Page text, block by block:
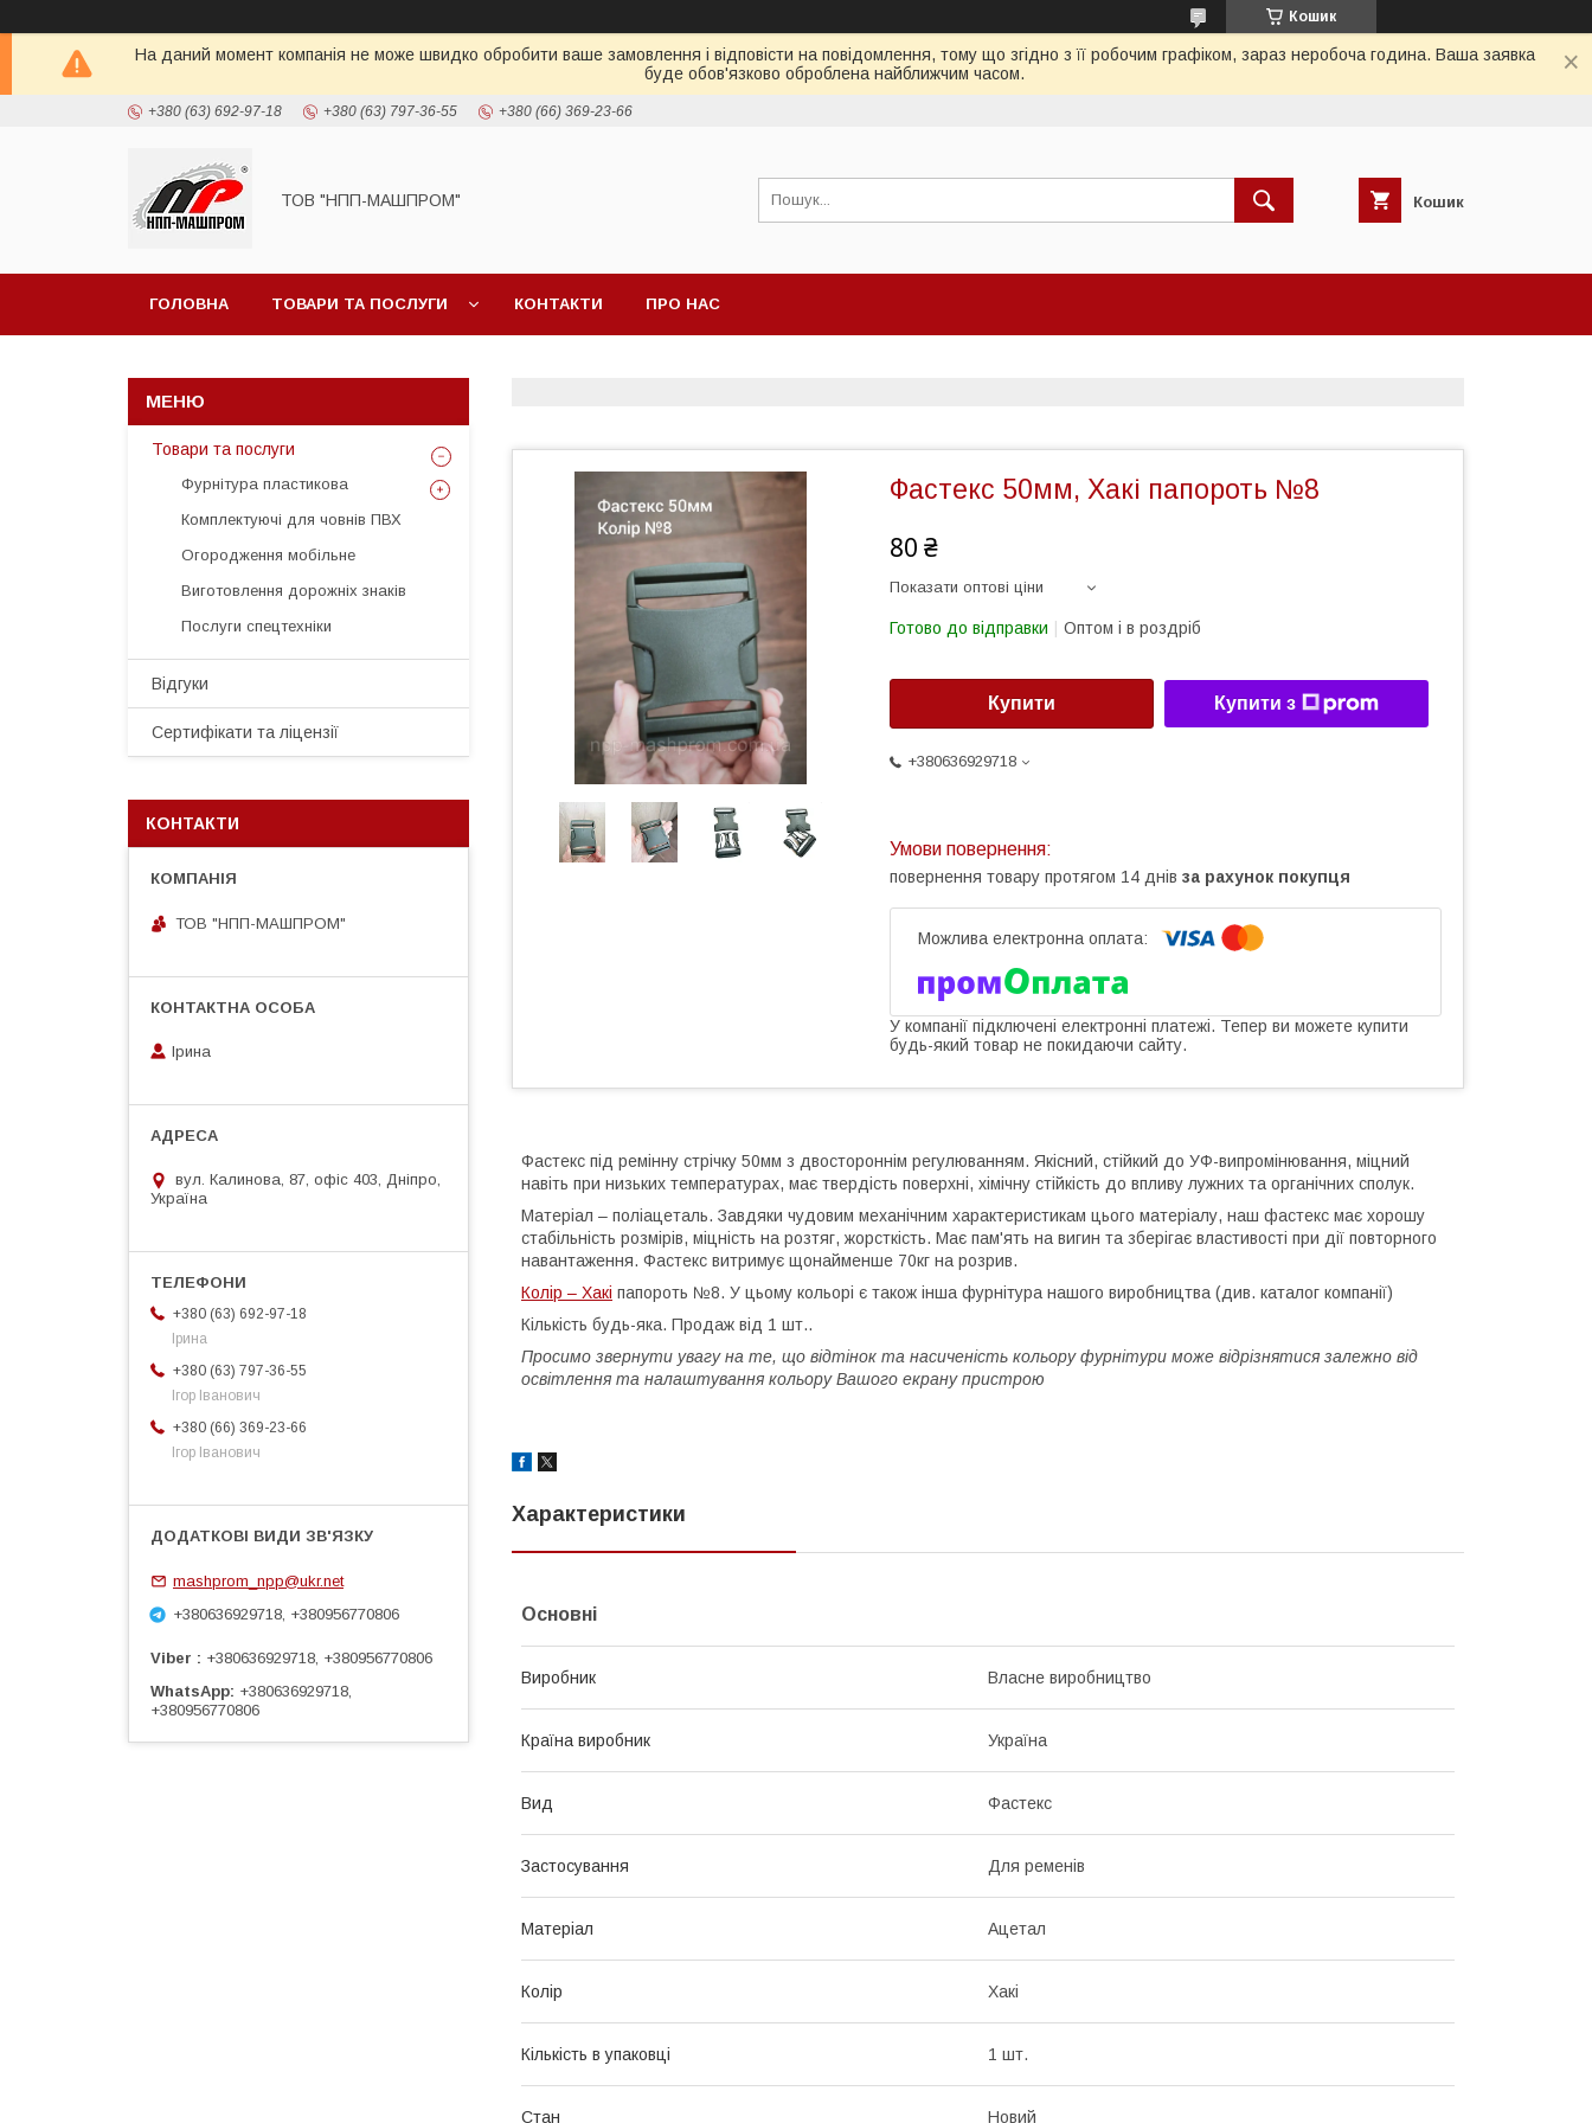
Кошик
На даний момент компанія не може швидко обробити ваше замовлення і відповісти на повідомлення, тому що згідно з її робочим графіком, зараз неробоча година. Ваша заявка
буде обов'язково оброблена найближчим часом.
+380 (63) 692-97-18 +380 (63) 797-36-55 +380 (66) 369-23-66
ТОВ "НПП-МАШПРОМ" Кошик
ГОЛОВНА ТОВАРИ ТА ПОСЛУГИ КОНТАКТИ ПРО НАС
Фастекс 50мм, Хакі папороть №8
80 ₴
Показати оптові ціни
Готово до відправки Оптом і в роздріб
Купити Купити з
+380636929718
повернення товару протягом 14 днів за рахунок покупця
У компанії підключені електронні платежі. Тепер ви можете купити
будь-який товар не покидаючи сайту.
Фастекс під ремінну стрічку 50мм з двостороннім регулюванням. Якісний, стійкий до УФ-випромінювання, міцний
навіть при низьких температурах, має твердість поверхні, хімічну стійкість до впливу лужних та органічних сполук.
Матеріал – поліацеталь. Завдяки чудовим механічним характеристикам цього матеріалу, наш фастекс має хорошу
стабільність розмірів, міцність на розтяг, жорсткість. Має пам'ять на вигин та зберігає властивості при дії повторного
навантаження. Фастекс витримує щонайменше 70кг на розрив.
Колір – Хакі папороть №8. У цьому кольорі є також інша фурнітура нашого виробництва (див. каталог компанії)
Кількість будь-яка. Продаж від 1 шт..
Просимо звернути увагу на те, що відтінок та насиченість кольору фурнітури може відрізнятися залежно від
освітлення та налаштування кольору Вашого екрану пристрою
Характеристики
Основні
Виробник Власне виробництво
Країна виробник Україна
Вид Фастекс
Застосування Для ременів
Матеріал Ацетал
Колір Хакі
Кількість в упаковці 1 шт.
Стан Новий
Товари та послуги
Фурнітура пластикова
Комплектуючі для човнів ПВХ
Огородження мобільне
Виготовлення дорожніх знаків
Послуги спецтехніки
Відгуки
Сертифікати та ліцензії
КОНТАКТИ
ТОВ "НПП-МАШПРОМ"
Ірина
вул. Калинова, 87, офіс 403, Дніпро,
Україна
+380 (63) 692-97-18
Ірина
+380 (63) 797-36-55
Ігор Іванович
+380 (66) 369-23-66
Ігор Іванович
mashprom_npp@ukr.net
+380636929718, +380956770806
Viber
+380636929718, +380956770806
WhatsApp +380636929718,
+380956770806